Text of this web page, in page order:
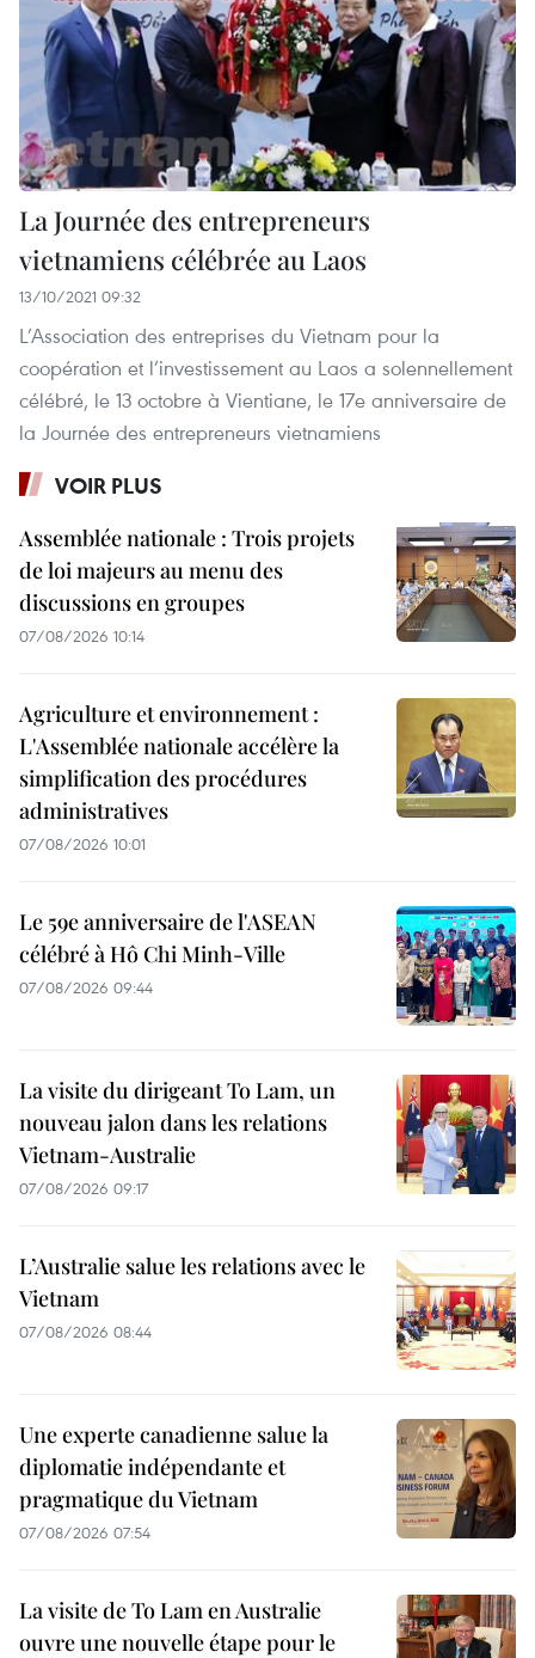
La Journée des entrepreneurs
vietnamiens célébrée au Laos
13/10/2021 09:32
L’Association des entreprises du Vietnam pour la
coopération et l’investissement au Laos a solennellement
célébré, le 13 octobre à Vientiane, le 17e anniversaire de
la Journée des entrepreneurs vietnamiens
VOIR PLUS
Assemblée nationale : Trois projets
de loi majeurs au menu des
discussions en groupes
07/08/2026 10:14
Agriculture et environnement :
L'Assemblée nationale accélère la
simplification des procédures
administratives
07/08/2026 10:01
Le 59e anniversaire de l'ASEAN
célébré à Hô Chi Minh-Ville
07/08/2026 09:44
La visite du dirigeant To Lam, un
nouveau jalon dans les relations
Vietnam-Australie
07/08/2026 09:17
L’Australie salue les relations avec le
Vietnam
07/08/2026 08:44
Une experte canadienne salue la
diplomatie indépendante et
pragmatique du Vietnam
07/08/2026 07:54
La visite de To Lam en Australie
ouvre une nouvelle étape pour le